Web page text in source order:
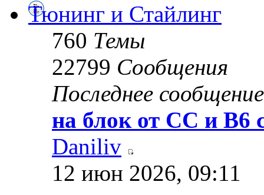
Тюнинг и Стайлинг
760 Темы
22799 Сообщения
Последнее сообщение
на блок от CC и B6
Daniliv
12 июн 2026, 09:11